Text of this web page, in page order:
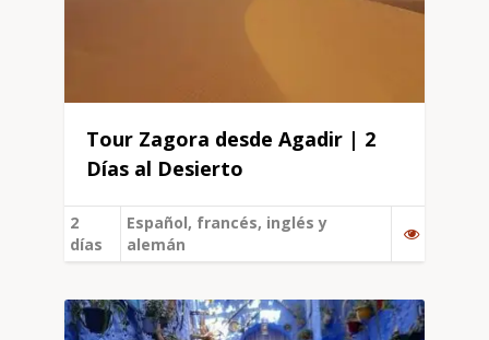
Tour Zagora desde Agadir | 2
Días al Desierto
2
días
Español, francés, inglés y
alemán